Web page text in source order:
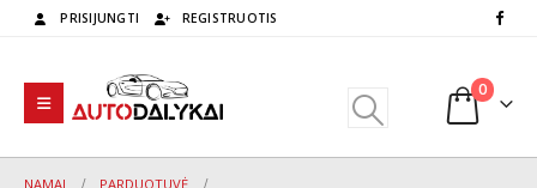
PRISIJUNGTI REGISTRUOTIS
0
NAMAI
PARDUOTUVĖ